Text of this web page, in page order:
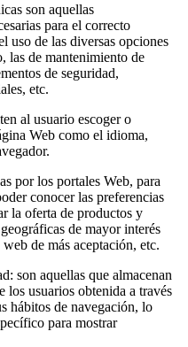
son aquellas
para el correcto
uso de las diversas opciones
las de mantenimiento de
de seguridad,
etc.
al usuario escoger o
Web como el idioma,
por los portales Web, para
conocer las preferencias
la oferta de productos y
de mayor interés
de más aceptación, etc.
son aquellas que almacenan
usuarios obtenida a través
hábitos de navegación, lo
para mostrar